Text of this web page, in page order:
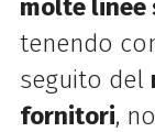
molte linee
tenendo
seguito del
fornitori,